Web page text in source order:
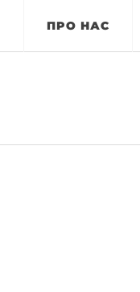
ПРО НАС